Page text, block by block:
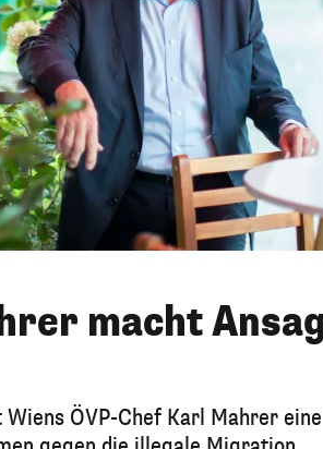
macht
ÖVP-Chef Karl Mahrer